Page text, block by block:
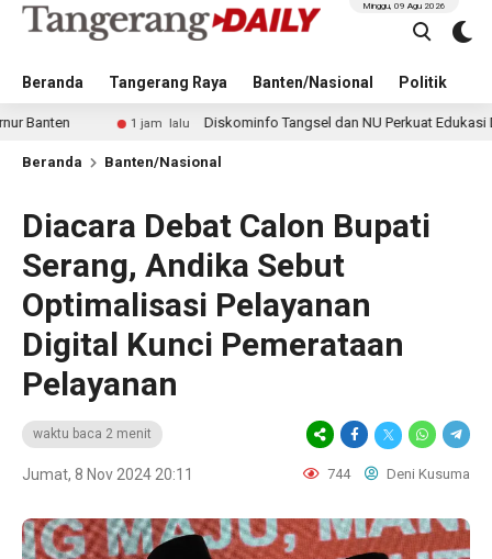
Beranda Tangerang Raya Banten/Nasional Politik
Minggu, 09 Agu 2026
1 jam lalu Diskominfo Tangsel dan NU Perkuat Edukasi Digital
Beranda Banten/Nasional
Diacara Debat Calon Bupati
Serang, Andika Sebut
Optimalisasi Pelayanan
Digital Kunci Pemerataan
Pelayanan
waktu baca 2 menit
Jumat, 8 Nov 2024 20:11 744 Deni Kusuma